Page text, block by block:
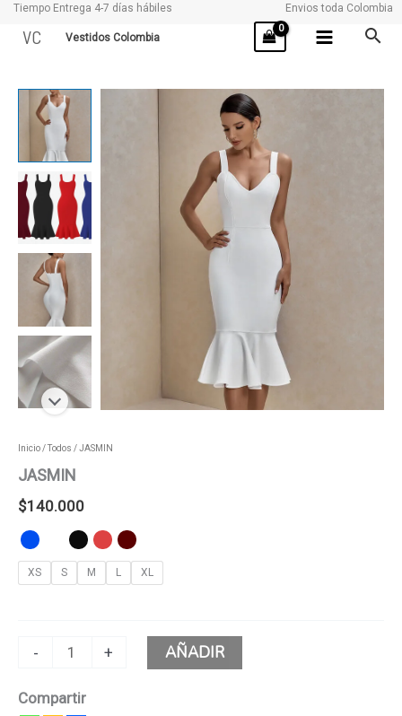
Tiempo Entrega 4-7 días hábiles Envios toda Colombia
VC Vestidos Colombia
Inicio/Todos / JASMIN
JASMIN
$140.000
XS S M L XL
-
JASMIN
cantidad
+ AÑADIR
Compartir